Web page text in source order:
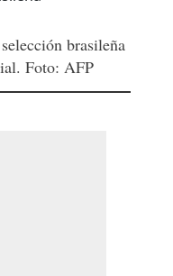
brasileña
Foto: AFP